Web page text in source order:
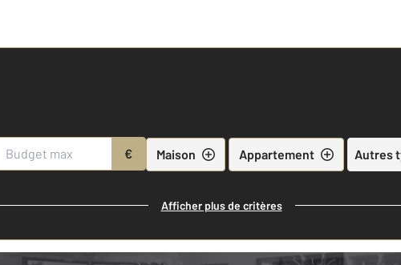
€ Maison Appartement Autres
Afficher plus de critères